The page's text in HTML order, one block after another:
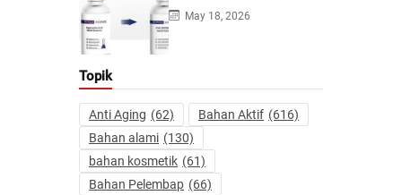
May 18, 2026
Topik
Anti Aging (62) Bahan Aktif (616)
Bahan alami (130)
bahan kosmetik (61)
Bahan Pelembap (66)